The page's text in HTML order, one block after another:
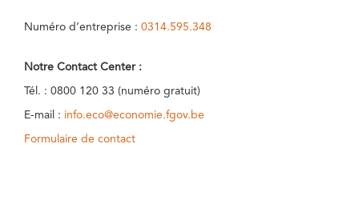
Numéro d’entreprise : 0314.595.348
Notre Contact Center :
Tél. : 0800 120 33 (numéro gratuit)
E-mail : info.eco@economie.fgov.be
Formulaire de contact